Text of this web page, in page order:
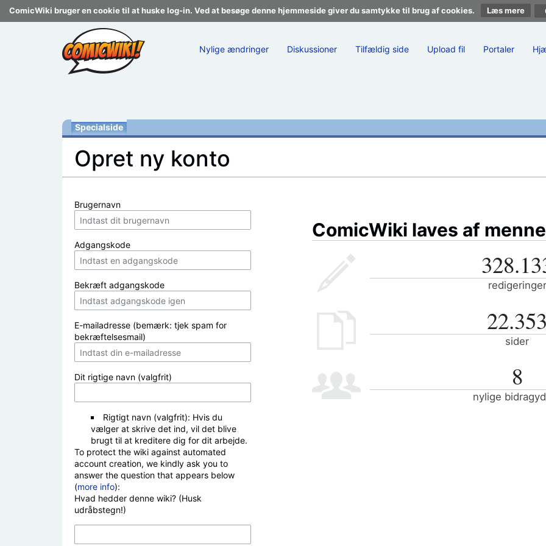
ComicWiki bruger en cookie til at huske log-in. Ved at besøge denne hjemmeside giver du samtykke til brug af cookies. Læs mere
Nylige ændringer Diskussioner Tilfældig side Upload fil Portaler
Specialside
Opret ny konto
Brugernavn
Adgangskode
Bekræft adgangskode
E-mailadresse (bemærk: tjek spam for
bekræftelsesmail)
Dit rigtige navn (valgfrit)
Rigtigt navn (valgfrit): Hvis du
vælger at skrive det ind, vil det blive
brugt til at kreditere dig for dit arbejde.
To protect the wiki against automated
account creation, we kindly ask you to
answer the question that appears below
(more info):
Hvad hedder denne wiki? (Husk
udråbstegn!)
ComicWiki laves af
redigeringer
22.353
sider
8
nylige